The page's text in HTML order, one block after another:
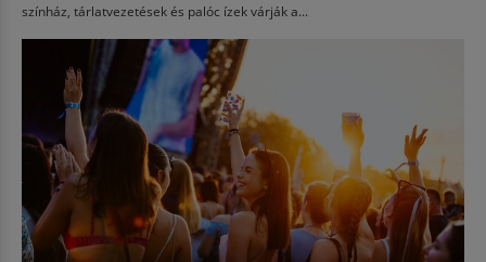
színház, tárlatvezetések és palóc ízek várják a...